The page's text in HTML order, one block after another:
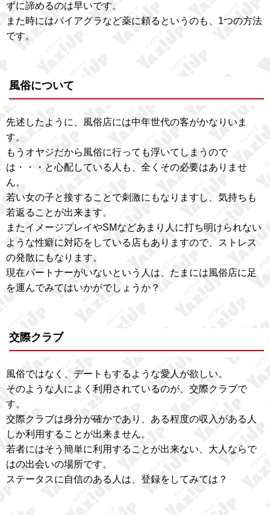
ずに諦めるのは早いです。
また時にはバイアグラなど薬に頼るというのも、1つの方法
です。
風俗について
先述したように、風俗店には中年世代の客がかなりいま
す。
もうオヤジだから風俗に行っても浮いてしまうので
は・・・と心配している人も、全くその必要はありませ
ん。
若い女の子と接することで刺激にもなりますし、気持ちも
若返ることが出来ます。
またイメージプレイやSMなどあまり人に打ち明けられない
ような性癖に対応をしている店もありますので、ストレス
の発散にもなります。
現在パートナーがいないという人は、たまには風俗店に足
を運んでみてはいかがでしょうか？
交際クラブ
風俗ではなく、デートもするような愛人が欲しい。
そのような人によく利用されているのが、交際クラブで
す。
交際クラブは身分が確かであり、ある程度の収入がある人
しか利用することが出来ません。
若者にはそう簡単に利用することが出来ない、大人ならで
はの出会いの場所です。
ステータスに自信のある人は、登録をしてみては？